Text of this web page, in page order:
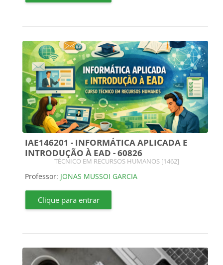
IAE146201 - INFORMÁTICA APLICADA E
INTRODUÇÃO À EAD - 60826
Categoria do curso
TÉCNICO EM RECURSOS HUMANOS [1462]
Professor: JONAS MUSSOI GARCIA
Clique para entrar